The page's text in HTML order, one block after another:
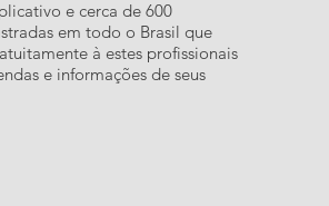
e cerca de 600
em todo o Brasil que
à estes profissionais
e informações de seus